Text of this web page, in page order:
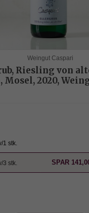
Weingut Caspari
Riesling von
2020,
1 stk.
3 stk. SPAR